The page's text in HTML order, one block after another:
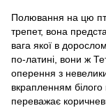
Полювання на цю
трепет, вона
вага якої в
по-латині, вони ж
оперення з
вкрапленням
переважає